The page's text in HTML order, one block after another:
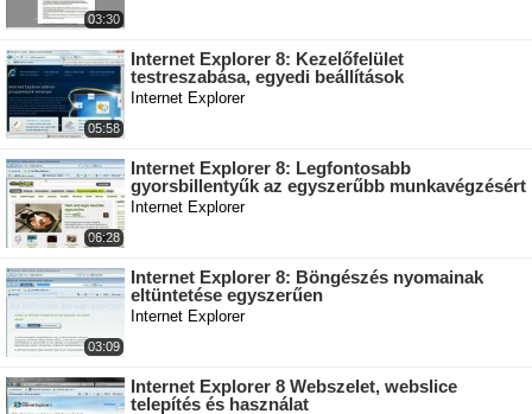
03:30
05:58
Internet Explorer 8: Kezelőfelület
testreszabása, egyedi beállítások
Internet Explorer
06:28
Internet Explorer 8: Legfontosabb
gyorsbillentyűk az egyszerűbb munkavégzésért
Internet Explorer
03:09
Internet Explorer 8: Böngészés nyomainak
eltüntetése egyszerűen
Internet Explorer
Internet Explorer 8 Webszelet, webslice
telepítés és használat